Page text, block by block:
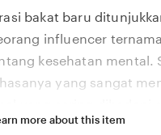
bakat baru
influencer
kesehatan mental.
yang sangat
kembangkan,
more about this item